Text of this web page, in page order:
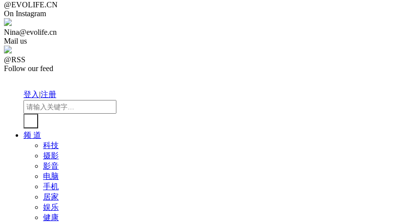
@EVOLIFE.CN
On Instagram
Nina@evolife.cn
Mail us
@RSS
Follow our feed
登入|注册
频 道
科技
摄影
影音
电脑
手机
居家
娱乐
健康